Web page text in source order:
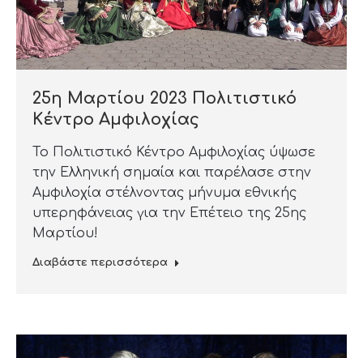
25η Μαρτίου 2023 Πολιτιστικό
Kέντρο Aμφιλοχίας
Το Πολιτιστικό Κέντρο Αμφιλοχίας ύψωσε
την Ελληνική σημαία και παρέλασε στην
Αμφιλοχία στέλνοντας μήνυμα εθνικής
υπερηφάνειας για την Επέτειο της 25ης
Μαρτίου!
Διαβάστε περισσότερα